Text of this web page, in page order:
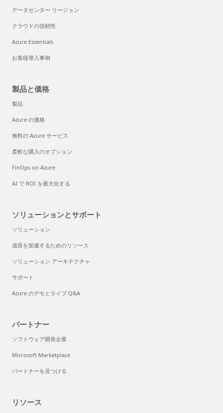
データセンター リージョン
クラウドの信頼性
Azure Essentials
お客様導入事例
製品と価格
製品
Azure の価格
無料の Azure サービス
柔軟な購入のオプション
FinOps on Azure
AI で ROI を最大化する
ソリューションとサポート
ソリューション
成長を加速するためのリソース
ソリューション アーキテクチャ
サポート
Azure のデモとライブ Q&A
パートナー
ソフトウェア開発企業
Microsoft Marketplace
パートナーを見つける
リソース